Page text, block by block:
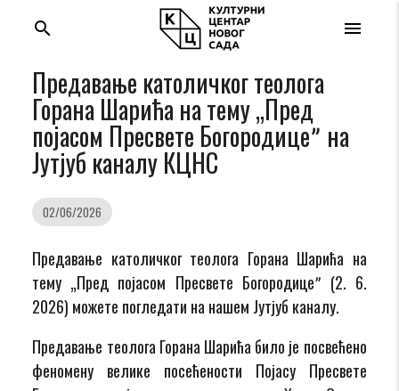
menu
search
Предавање католичког теолога
Горана Шарића на тему „Пред
појасом Пресвете Богородицеˮ на
Jутјуб каналу КЦНС
02/06/2026
Предавање католичког теолога Горана Шарића на
тему „Пред појасом Пресвете Богородицеˮ (2. 6.
2026) можете погледати на нашем Јутјуб каналу.
Предавање теолога Горана Шарића било је посвећено
феномену велике посећености Појасу Пресвете